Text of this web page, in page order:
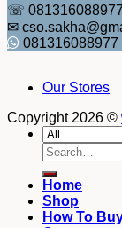
☏ 081316088977
✉
081316088977
Our Stores
Copyright 2026 ©
Search
for:
Home
Shop
How To